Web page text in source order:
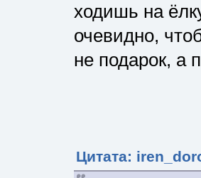
ходишь на
очевидно,
не подарок, а
Цитата: